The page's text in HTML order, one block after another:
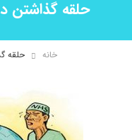
حلقه گذاشتن
خانه حلقه